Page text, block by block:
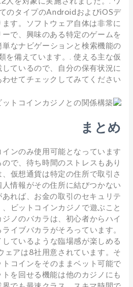
のタイプのAndroidおよびiOSデ
す。ソフトウェア自体は非常に
で、興味のある特定のゲームを
なナビゲーションと検索機能の
を備えています。. 使える主な仮
ているので、自分の保有状況に
わせてチェックしてみてください。.
まとめ
ンのみ使用可能となっています
で、待ち時間のストレスもあり
仮想通貨は特定の住所で取引さ
情報がその住所に結びつかない
れば、お金の取引のセキュリテ
ビットコインカジノで遊ぶこと
ノのバカラは、初心者からハイ
イブバカラがそろっています。
ているような臨場感が楽しめる
ェアは8社用意されています。そ
コインをそのままベット可能で
を回せる機能は他のカジノにも